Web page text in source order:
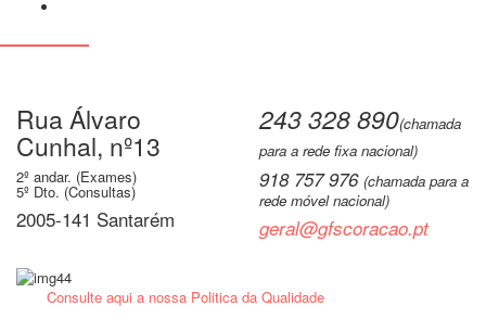
Rua Álvaro
Cunhal, nº13
2º andar. (Exames)
5º Dto. (Consultas)
2005-141 Santarém
243 328 890(chamada
para a rede fixa nacional)
918 757 976 (chamada para a
rede móvel nacional)
geral@gfscoracao.pt
Consulte aqui a nossa Politica da Qualidade